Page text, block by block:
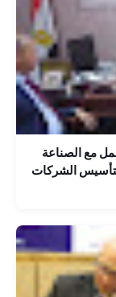
مع الصناعة
الشركات